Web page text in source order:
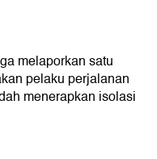
melaporkan satu
pelaku perjalanan
menerapkan isolasi